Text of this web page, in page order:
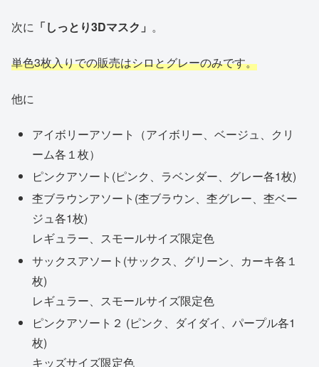
次に 「しっとり3Dマスク」 。
単色3枚入りでの販売はシロとグレーのみです。
他に
アイボリーアソート（アイボリー、ベージュ、クリ
ーム各１枚）
ピンクアソート(ピンク、ラベンダー、グレー各1枚)
杢ブラウンアソート(杢ブラウン、杢グレー、杢ベー
ジュ各1枚)
レギュラー、スモールサイズ限定色
サックスアソート(サックス、グリーン、カーキ各１
枚)
レギュラー、スモールサイズ限定色
ピンクアソート２ (ピンク、ダイダイ、パープル各1
枚)
キッズサイズ限定色